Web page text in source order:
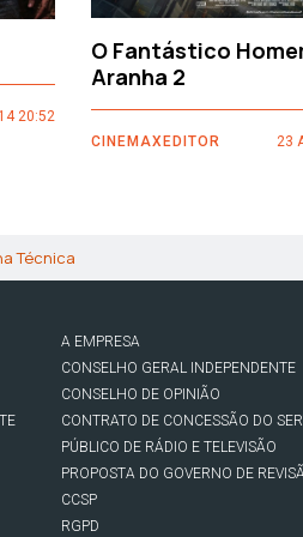
20:52
O Fantástico
Aranha 2
CINEMAXEDITOR 23
Técnica
A EMPRESA
CONSELHO GERAL INDEPENDENTE
CONSELHO DE OPINIÃO
CONTRATO DE CONCESSÃO DO
PÚBLICO DE RÁDIO E TELEVISÃO
PROPOSTA DO GOVERNO DE
CCSP
RGPD